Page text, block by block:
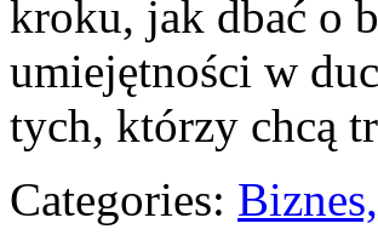
kroku, jak dbać o
umiejętności w
tych, którzy chcą
Categories: